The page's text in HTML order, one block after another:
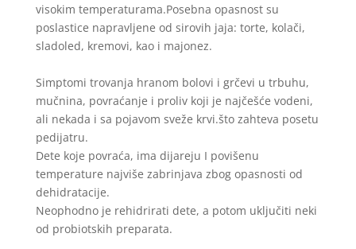
visokim temperaturama.Posebna opasnost su
poslastice napravljene od sirovih jaja: torte, kolači,
sladoled, kremovi, kao i majonez.
Simptomi trovanja hranom bolovi i grčevi u trbuhu,
mučnina, povraćanje i proliv koji je najčešće vodeni,
ali nekada i sa pojavom sveže krvi.što zahteva posetu
pedijatru.
Dete koje povraća, ima dijareju I povišenu
temperature najviše zabrinjava zbog opasnosti od
dehidratacije.
Neophodno je rehidrirati dete, a potom uključiti neki
od probiotskih preparata.